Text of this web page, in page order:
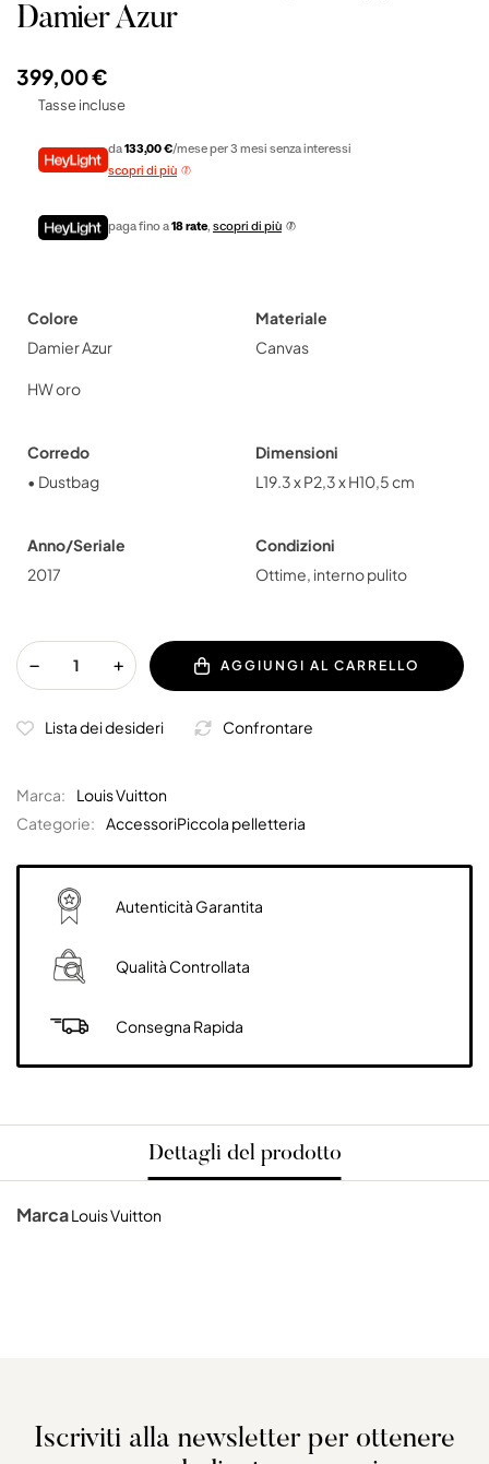
Damier Azur
399,00 €
Tasse incluse
da133,00 €/mese per 3 mesi senza interessi
scopri di più
paga fino a18 rate, scopri di più
Colore
Damier Azur
HW oro
Materiale
Canvas
Corredo
• Dustbag
Dimensioni
L19.3 x P2,3 x H10,5 cm
Anno/Seriale
2017
Condizioni
Ottime, interno pulito
AGGIUNGI AL CARRELLO
Lista dei desideri Confrontare
Marca:
Louis Vuitton
Categorie:
AccessoriPiccola pelletteria
Autenticità Garantita
Qualità Controllata
Consegna Rapida
Dettagli del prodotto
MarcaLouis Vuitton
Iscriviti alla newsletter per ottenere